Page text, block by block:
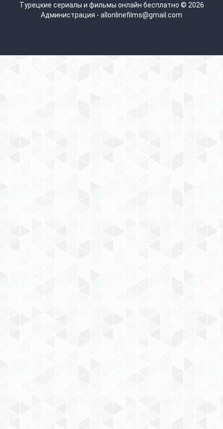
Турецкие сериалы и фильмы онлайн бесплатно © 2026
Администрация - allonlinefilms@gmail.com